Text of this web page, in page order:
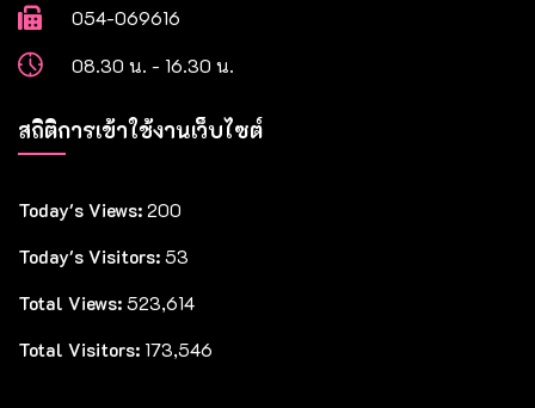
054-069616
08.30 น. - 16.30 น.
สถิติการเข้าใช้งานเว็บไซต์
Today's Views: 200
Today's Visitors: 53
Total Views: 523,614
Total Visitors: 173,546